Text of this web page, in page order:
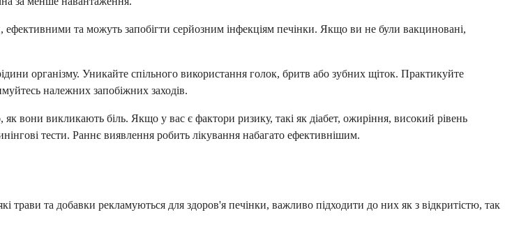
та можуть запобігти серйозним інфекціям печінки. Якщо ви не були вакциновані,
організму. Уникайте спільного використання голок, бритв або зубних щіток. Практикуйте
належних запобіжних заходів.
вони викликають біль. Якщо у вас є фактори ризику, такі як діабет, ожиріння, високий рівень
тести. Раннє виявлення робить лікування набагато ефективнішим.
та добавки рекламуються для здоров'я печінки, важливо підходити до них як з відкритістю, так